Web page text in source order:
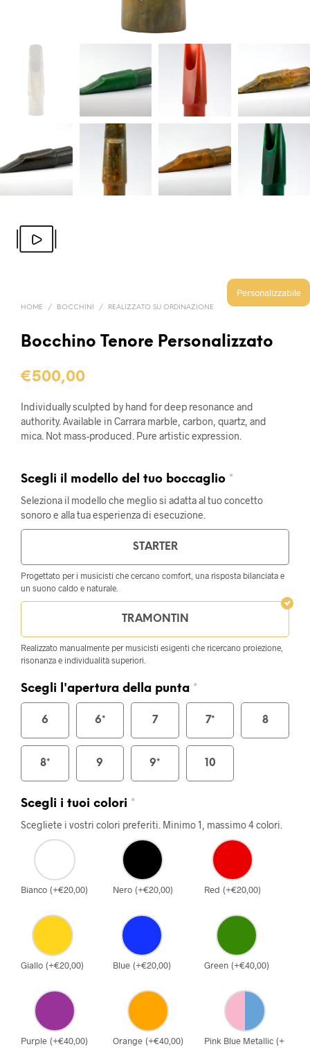
Personalizzabile
HOME / BOCCHINI / REALIZZATO SU ORDINAZIONE
Bocchino Tenore Personalizzato
€500,00
Individually sculpted by hand for deep resonance and
authority. Available in Carrara marble, carbon, quartz, and
mica. Not mass-produced. Pure artistic expression.
Scegli il modello del tuo boccaglio *
Seleziona il modello che meglio si adatta al tuo concetto
sonoro e alla tua esperienza di esecuzione.
STARTER
Progettato per i musicisti che cercano comfort, una risposta bilanciata e
un suono caldo e naturale.
TRAMONTIN
Realizzato manualmente per musicisti esigenti che ricercano proiezione,
risonanza e individualità superiori.
Scegli l'apertura della punta *
6 6* 7 7* 8
8* 9 9* 10
Scegli i tuoi colori *
Scegliete i vostri colori preferiti. Minimo 1, massimo 4 colori.
Bianco (+€20,00) Nero (+€20,00) Red (+€20,00)
Giallo (+€20,00) Blue (+€20,00) Green (+€40,00)
Purple (+€40,00) Orange (+€40,00) Pink Blue Metallic (+